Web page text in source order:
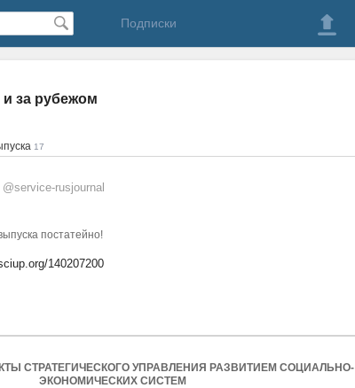
Подписки
и за рубежом
17
@service-rusjournal
постатейно!
140207200
СТРАТЕГИЧЕСКОГО УПРАВЛЕНИЯ РАЗВИТИЕМ СОЦИАЛЬНО-
ЭКОНОМИЧЕСКИХ СИСТЕМ